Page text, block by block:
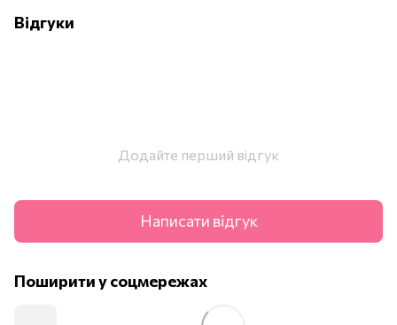
Відгуки
Додайте перший відгук
Написати відгук
Поширити у соцмережах